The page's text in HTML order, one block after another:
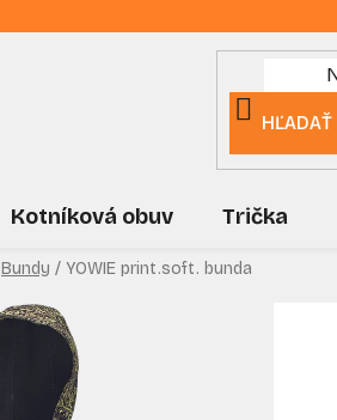
HĽADAŤ
Kotníková obuv Trička
Bundy / YOWIE print.soft. bunda